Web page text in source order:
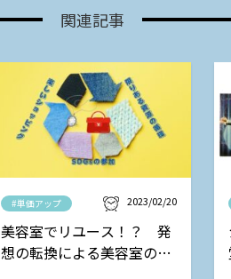
関連記事
#単価アップ 2023/02/20
美容室でリユース！？ 発
想の転換による美容室の新